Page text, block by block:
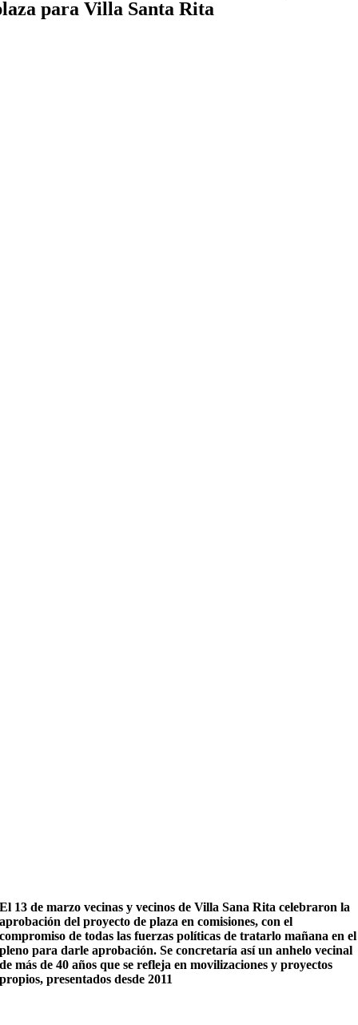
para Villa Santa Rita
El 13 de marzo vecinas y vecinos de Villa Sana Rita celebraron la
aprobación del proyecto de plaza en comisiones, con el
compromiso de todas las fuerzas políticas de tratarlo mañana en el
pleno para darle aprobación. Se concretaría así un anhelo vecinal
de más de 40 años que se refleja en movilizaciones y proyectos
propios, presentados desde 2011